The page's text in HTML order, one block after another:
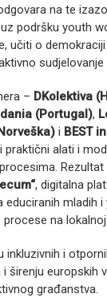
na te
podršku youth
učiti o
sudjelovanje
– DKolektiva
(Portugal),
i BEST
alati i
, digitalna
educiranih mladih
na lokalnoj
i
širenju europskih
građanstva.